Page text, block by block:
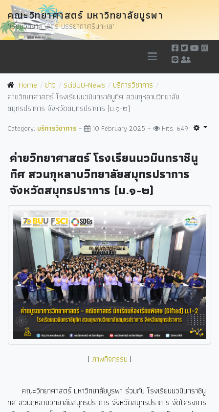
คณะวิทยาศาสตร์ มหาวิทยาลัยบูรพา
"เรียนวิทยาศาสตร์ บรรยากาศริมทะเล"
Home ข่าว SciBUU-News
บริการวิชาการ
ค่ายวิทยาศาสตร์ โรงเรียนนวมินทราชินูทิศ สวนกุหลาบวิทยาลัย
สมุทรปราการ จังหวัดสมุทรปราการ (ม.๑-๒)
Category: บริการวิชาการ 10 February 2025 Hits: 649
ค่ายวิทยาศาสตร์ โรงเรียนนวมินทราชินู
ทิศ สวนกุหลาบวิทยาลัยสมุทรปราการ
จังหวัดสมุทรปราการ (ม.๑-๒)
[ ภาพกิจกรรม ]
คณะวิทยาศาสตร์ มหาวิทยาลัยบูรพา ร่วมกับ โรงเรียนนวมินทราชินู
ทิศ สวนกุหลาบวิทยาลัยสมุทรปราการ จังหวัดสมุทรปราการ จัดโครงการ